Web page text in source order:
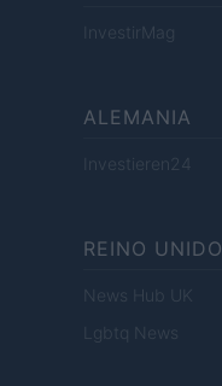
InvestirMag
ALEMANIA
Investieren24
REINO UNIDO
News Hub UK
Lgbtq News